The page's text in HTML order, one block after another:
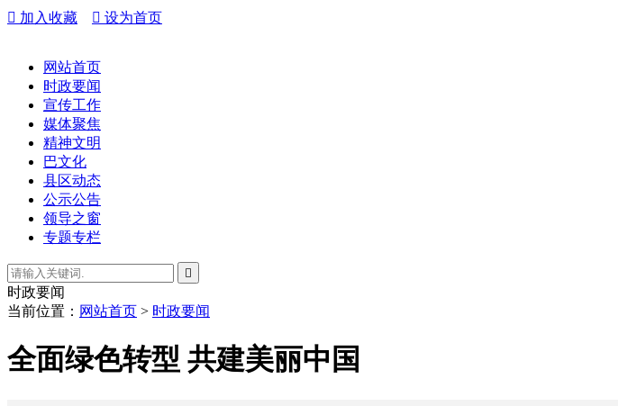
 加入收藏  设为首页
网站首页
时政要闻
宣传工作
媒体聚焦
精神文明
巴文化
县区动态
公示公告
领导之窗
专题专栏

时政要闻
当前位置： 网站首页 > 时政要闻
全面绿色转型 共建美丽中国